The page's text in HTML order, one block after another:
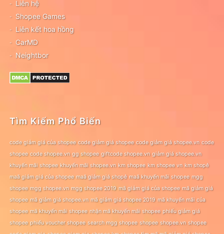
Liên hệ
Shopee Games
Liên kết hoa hồng
CarMD
Neightbor
Tìm Kiếm Phổ Biến
code giảm giá của shopee code giảm giá shopee code giảm giá shopee.vn code
shopee code shopee.vn gg shopee giftcode shopee.vn giảm giá shopee.vn
khuyến mãi shopee khuyến mãi shopee.vn km shopee km shopee vn km shopê
maã giảm giá của shopee maã giảm giá shopê maã khuyến mãi shopee mgg
shopee mgg shopee.vn mgg shopee 2019 mã giảm giá của shopee mã giảm giá
shopee mã giảm giá shopee.vn mã giảm giá shopee 2019 mã khuyến mãi của
shopee mã khuyến mãi shopee nhận mã khuyến mãi shopee phiếu giảm giá
shopee phiếu voucher shopee search mgg shopee shopee shopee.vn shopee